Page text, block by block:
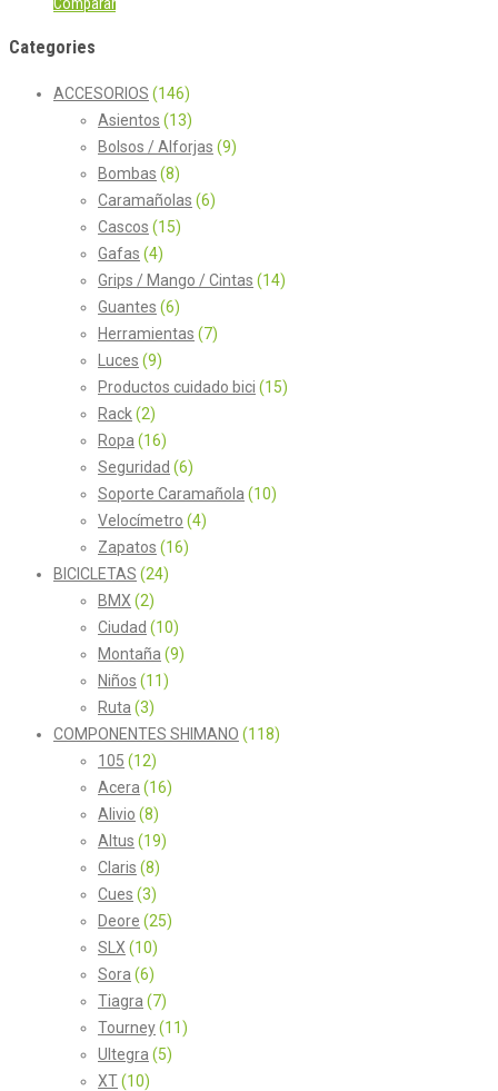
Categories
ACCESORIOS (146)
Asientos (13)
Bolsos / Alforjas (9)
Bombas (8)
Caramañolas (6)
Cascos (15)
Gafas (4)
Grips / Mango / Cintas (14)
Guantes (6)
Herramientas (7)
Luces (9)
Productos cuidado bici (15)
Rack(2)
Ropa (16)
Seguridad (6)
Soporte Caramañola (10)
Velocímetro (4)
Zapatos (16)
BICICLETAS (24)
BMX (2)
Ciudad (10)
Montaña (9)
Niños (11)
Ruta (3)
COMPONENTES SHIMANO (118)
105 (12)
Acera (16)
Alivio (8)
Altus (19)
Claris (8)
Cues (3)
Deore (25)
SLX (10)
Sora (6)
Tiagra (7)
Tourney(11)
Ultegra (5)
XT(10)